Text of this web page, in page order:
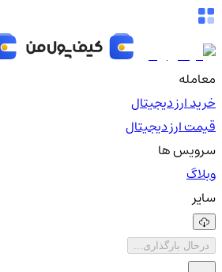
معامله
خرید ارز دیجیتال
قیمت ارز دیجیتال
سرویس ها
وبلاگ
سایر
درحال بارگذاری...